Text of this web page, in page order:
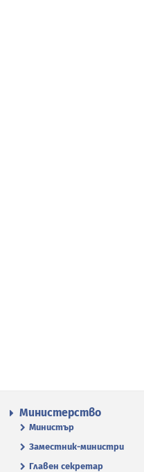
Министерство
Министър
Заместник-министри
Главен секретар